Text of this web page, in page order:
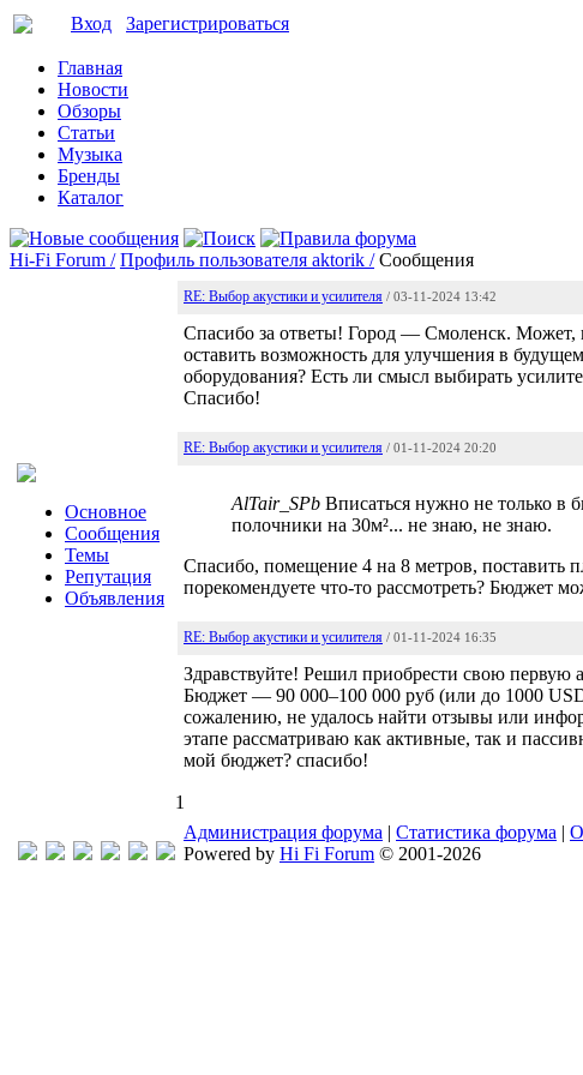
Вход Зарегистрироваться
Главная
Новости
Обзоры
Статьи
Музыка
Бренды
Каталог
Hi-Fi Forum / Профиль пользователя aktorik / Сообщения
Основное
Сообщения
Темы
Репутация
Объявления
RE: Выбор акустики и усилителя / 03-11-2024 13:42
Спасибо за ответы! Город — Смоленск. Может,
оставить возможность для улучшения в
оборудования? Есть ли смысл выбирать
Спасибо!
RE: Выбор акустики и усилителя / 01-11-2024 20:20
AlTair_SPb Вписаться нужно не только в
полочники на 30м²... не знаю, не знаю.
Спасибо, помещение 4 на 8 метров, поставить
порекомендуете что-то рассмотреть? Бюджет
RE: Выбор акустики и усилителя / 01-11-2024 16:35
Здравствуйте! Решил приобрести свою первую
Бюджет — 90 000–100 000 руб (или до 1000
сожалению, не удалось найти отзывы или
этапе рассматриваю как активные, так и
мой бюджет? спасибо!
1
Администрация форума | Статистика форума |
Powered by Hi Fi Forum © 2001-2026